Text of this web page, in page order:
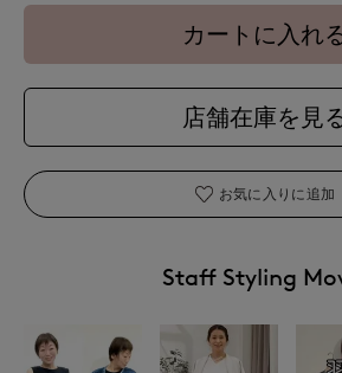
カートに入れ
店舗在庫を見
お気に入りに追加
Staff Styling